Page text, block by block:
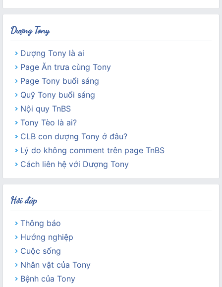
Dượng Tony
Dượng Tony là ai
Page Ăn trưa cùng Tony
Page Tony buổi sáng
Quỹ Tony buổi sáng
Nội quy TnBS
Tony Tèo là ai?
CLB con dượng Tony ở đâu?
Lý do không comment trên page TnBS
Cách liên hệ với Dượng Tony
Hỏi đáp
Thông báo
Hướng nghiệp
Cuộc sống
Nhân vật của Tony
Bệnh của Tony